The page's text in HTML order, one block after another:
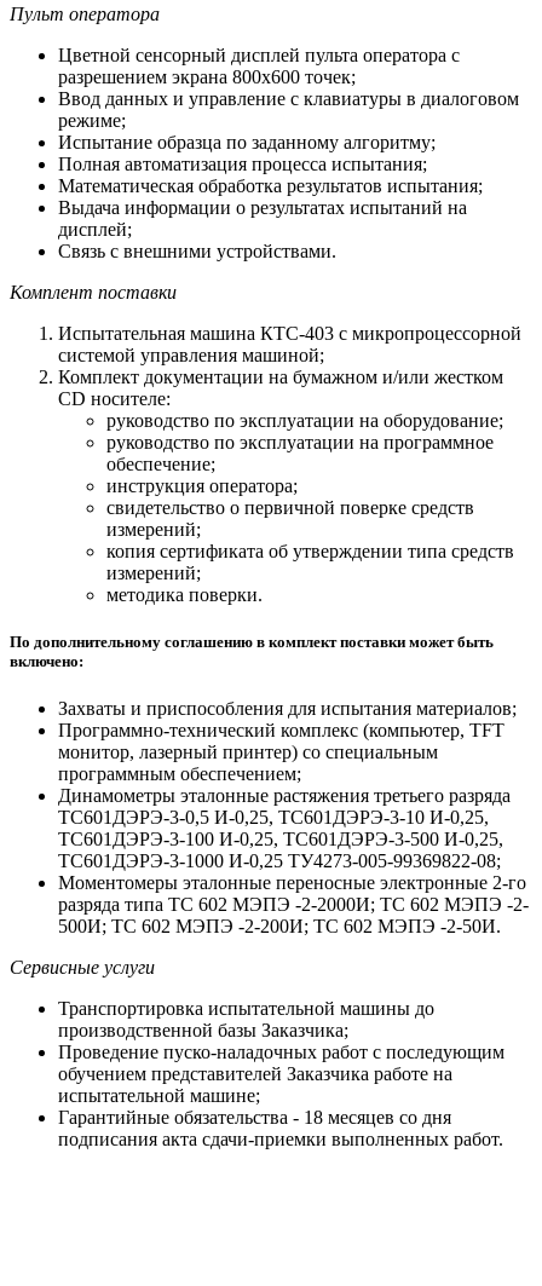
Пульт оператора
Цветной сенсорный дисплей пульта оператора с
разрешением экрана 800х600 точек;
Ввод данных и управление с клавиатуры в диалоговом
режиме;
Испытание образца по заданному алгоритму;
Полная автоматизация процесса испытания;
Математическая обработка результатов испытания;
Выдача информации о результатах испытаний на
дисплей;
Связь с внешними устройствами.
Комплент поставки
Испытательная машина КТС-403 с микропроцессорной
системой управления машиной;
Комплект документации на бумажном и/или жестком
СD носителе:
руководство по эксплуатации на оборудование;
руководство по эксплуатации на программное
обеспечение;
инструкция оператора;
свидетельство о первичной поверке средств
измерений;
копия сертификата об утверждении типа средств
измерений;
методика поверки.
По дополнительному соглашению в комплект поставки может быть
включено:
Захваты и приспособления для испытания материалов;
Программно-технический комплекс (компьютер, TFT
монитор, лазерный принтер) со специальным
программным обеспечением;
Динамометры эталонные растяжения третьего разряда
ТС601ДЭРЭ-3-0,5 И-0,25, ТС601ДЭРЭ-3-10 И-0,25,
ТС601ДЭРЭ-3-100 И-0,25, ТС601ДЭРЭ-3-500 И-0,25,
ТС601ДЭРЭ-3-1000 И-0,25 ТУ4273-005-99369822-08;
Моментомеры эталонные переносные электронные 2-го
разряда типа ТС 602 МЭПЭ -2-2000И; ТС 602 МЭПЭ -2-
500И; ТС 602 МЭПЭ -2-200И; ТС 602 МЭПЭ -2-50И.
Сервисные услуги
Транспортировка испытательной машины до
производственной базы Заказчика;
Проведение пуско-наладочных работ с последующим
обучением представителей Заказчика работе на
испытательной машине;
Гарантийные обязательства - 18 месяцев со дня
подписания акта сдачи-приемки выполненных работ.